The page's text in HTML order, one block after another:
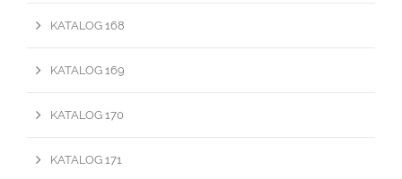
KATALOG 168
KATALOG 169
KATALOG 170
KATALOG 171